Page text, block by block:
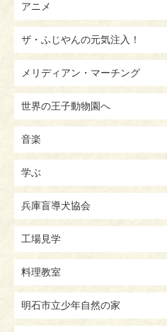
アニメ
ザ・ふじやんの元気注入！
メリディアン・マーチング
世界の王子動物園へ
音楽
学ぶ
兵庫盲導犬協会
工場見学
料理教室
明石市立少年自然の家